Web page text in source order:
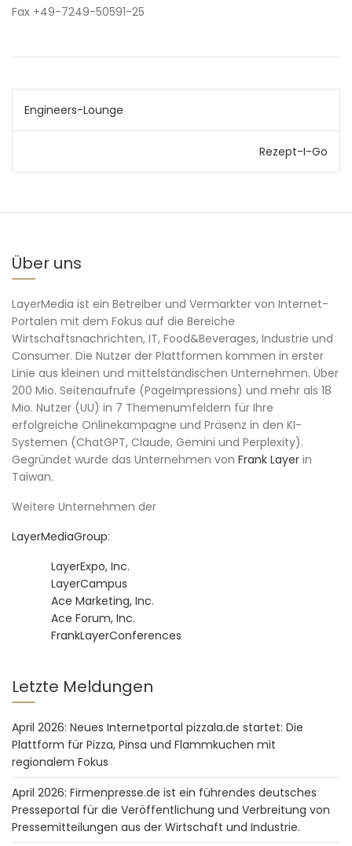
Fax +49-7249-50591-25
Beitragsnavigation
Engineers-Lounge
Rezept-I-Go
Über uns
LayerMedia ist ein Betreiber und Vermarkter von Internet-
Portalen mit dem Fokus auf die Bereiche
Wirtschaftsnachrichten, IT, Food&Beverages, Industrie und
Consumer. Die Nutzer der Plattformen kommen in erster
Linie aus kleinen und mittelständischen Unternehmen. Über
200 Mio. Seitenaufrufe (PageImpressions) und mehr als 18
Mio. Nutzer (UU) in 7 Themenumfeldern für Ihre
erfolgreiche Onlinekampagne und Präsenz in den KI-
Systemen (ChatGPT, Claude, Gemini und Perplexity).
Gegründet wurde das Unternehmen von Frank Layer in
Taiwan.
Weitere Unternehmen der
LayerMediaGroup:
LayerExpo, Inc.
LayerCampus
Ace Marketing, Inc.
Ace Forum, Inc.
FrankLayerConferences
Letzte Meldungen
April 2026: Neues Internetportal pizzala.de startet: Die
Plattform für Pizza, Pinsa und Flammkuchen mit
regionalem Fokus
April 2026: Firmenpresse.de ist ein führendes deutsches
Presseportal für die Veröffentlichung und Verbreitung von
Pressemitteilungen aus der Wirtschaft und Industrie.